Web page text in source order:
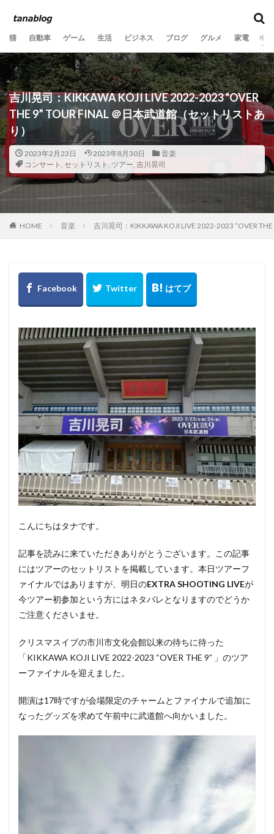
猫 自動車 ゲーム 生活 ビジネス ブログ グルメ 家電 音
吉川晃司：KIKKAWA KOJI LIVE 2022-2023 “OVER
THE 9” TOUR FINAL ＠日本武道館（セットリストあ
り）
2023年2月23日 2023年8月30日
音楽
コンサート , セットリスト , ツアー, 吉川晃司
HOME 音楽 吉川晃司：KIKKAWA KOJI LIVE 2022-2023 “OVER
こんにちはタナです。
記事を読みに来ていただきありがとうございます。この記事
にはツアーのセットリストを掲載しています。本日ツアーフ
ァイナルではありますが、明日のEXTRA SHOOTING LIVEが
今ツアー初参加という方にはネタバレとなりますのでどうか
ご注意くださいませ。
クリスマスイブの市川市文化会館以来の待ちに待った
「KIKKAWA KOJI LIVE 2022-2023 “OVER THE 9” 」のツア
ーファイナルを迎えました。
開演は17時ですが会場限定のチャームとファイナルで追加に
なったグッズを求めて午前中に武道館へ向かいました。
カテゴリー
タグ
10歳 11歳 2020年 2021年
2022年
2023年
2024年 2025年 2026年
3か月
6歳
7歳 8歳 9歳
Ooochie Koochie
PV数
SEO あくび
いたずら
うちの子記念日
おもちゃ
お気に入りの場所
くつろぐ
ごみ ふとん よだれ
アクセス
アドセンス
アフィリエイト
アレルギー
オニヤンマ
キジトラ
キャットフード
セットリスト
セトリ ソファ
ソーラー充電
チケット
ツアー
ドラゴンクエストⅩ
パトロール
パニック ヒゲ
ビーズクッション
ビーズソファ
フィット
フィラリア症
ブラッシング
ベスト3 ベッド
マット
メガネ
モーニングルーティン
ランキング
リュクス ロースター
下痢
不安
予想 令和6年能登半島地震
会話
体内時計
体調管理 使い分け 保護
傷跡
元野良猫
写真 出会い 制限
厳寒
収集
古傷 吉川晃司 嘔吐
声
夢を見る
奥田民生 好み 子猫
子猫時代
安全
室内飼い
心理
必需品 怪我 怪我防止
抗議行動
抱負
振り返り 排泄物 掲載
換毛期
改善
断捨離 新年 日本武道館
映画
時計収納ケース
東日本大震災
毛づくろい 水分補給
水様便
決定的瞬間
焼肉 爪とぎ 爪切り
物音
状況
猛暑 猫の日
継続
脱臭 脱走 腕時計
虫よけ
記録
野良猫
鰹節
鳴き声